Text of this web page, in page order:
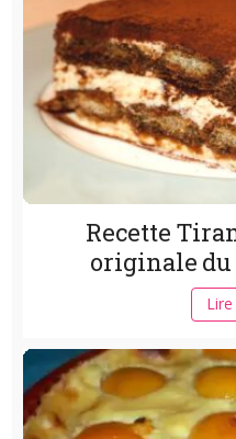
Recette
originale